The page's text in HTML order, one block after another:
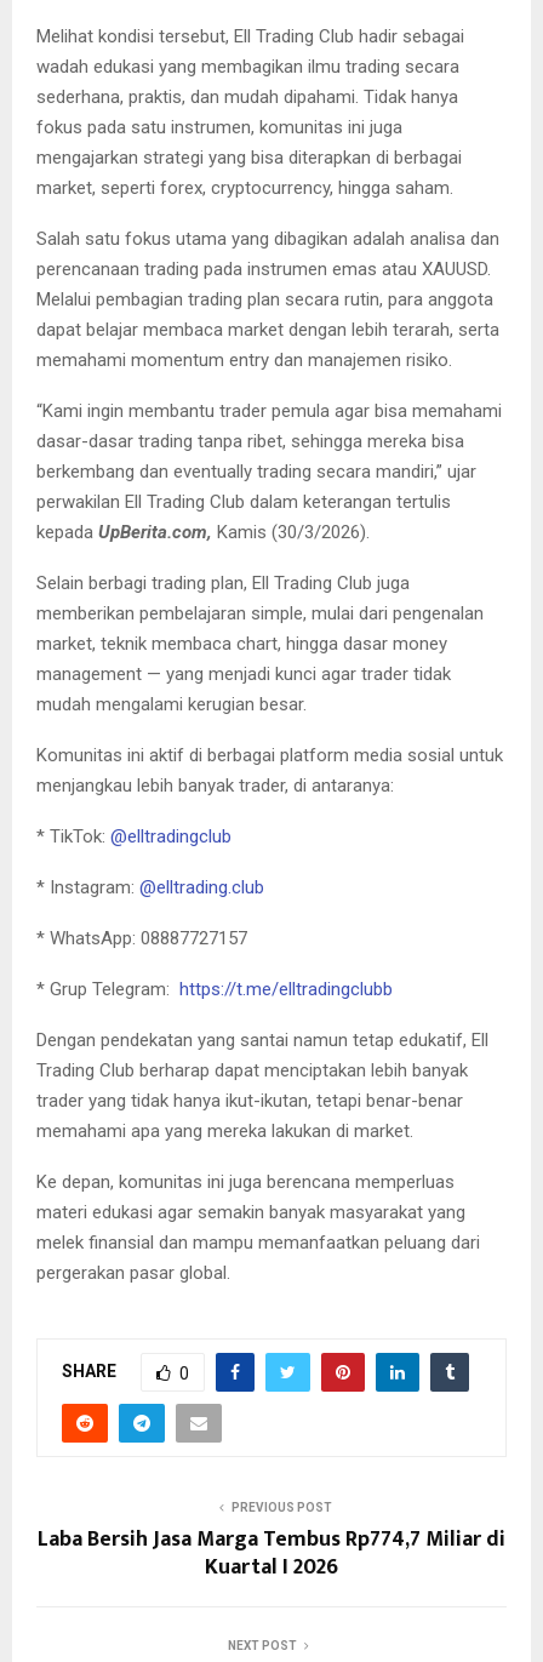
Melihat kondisi tersebut, Ell Trading Club hadir sebagai
wadah edukasi yang membagikan ilmu trading secara
sederhana, praktis, dan mudah dipahami. Tidak hanya
fokus pada satu instrumen, komunitas ini juga
mengajarkan strategi yang bisa diterapkan di berbagai
market, seperti forex, cryptocurrency, hingga saham.
Salah satu fokus utama yang dibagikan adalah analisa dan
perencanaan trading pada instrumen emas atau XAUUSD.
Melalui pembagian trading plan secara rutin, para anggota
dapat belajar membaca market dengan lebih terarah, serta
memahami momentum entry dan manajemen risiko.
“Kami ingin membantu trader pemula agar bisa memahami
dasar-dasar trading tanpa ribet, sehingga mereka bisa
berkembang dan eventually trading secara mandiri,” ujar
perwakilan Ell Trading Club dalam keterangan tertulis
kepada UpBerita.com, Kamis (30/3/2026).
Selain berbagi trading plan, Ell Trading Club juga
memberikan pembelajaran simple, mulai dari pengenalan
market, teknik membaca chart, hingga dasar money
management — yang menjadi kunci agar trader tidak
mudah mengalami kerugian besar.
Komunitas ini aktif di berbagai platform media sosial untuk
menjangkau lebih banyak trader, di antaranya:
* TikTok: @elltradingclub
* Instagram: @elltrading.club
* WhatsApp: 08887727157
* Grup Telegram: https://t.me/elltradingclubb
Dengan pendekatan yang santai namun tetap edukatif, Ell
Trading Club berharap dapat menciptakan lebih banyak
trader yang tidak hanya ikut-ikutan, tetapi benar-benar
memahami apa yang mereka lakukan di market.
Ke depan, komunitas ini juga berencana memperluas
materi edukasi agar semakin banyak masyarakat yang
melek finansial dan mampu memanfaatkan peluang dari
pergerakan pasar global.
SHARE 0
PREVIOUS POST
Laba Bersih Jasa Marga Tembus Rp774,7 Miliar di
Kuartal I 2026
NEXT POST